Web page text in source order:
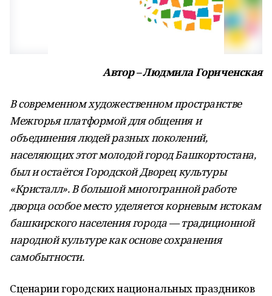
Автор – Людмила Гориченская
В современном художественном пространстве
Межгорья платформой для общения и
объединения людей разных поколений,
населяющих этот молодой город Башкортостана,
был и остаётся Городской Дворец культуры
«Кристалл». В большой многогранной работе
дворца особое место уделяется корневым истокам
башкирского населения города — традиционной
народной культуре как основе сохранения
самобытности.
Сценарии городских национальных праздников